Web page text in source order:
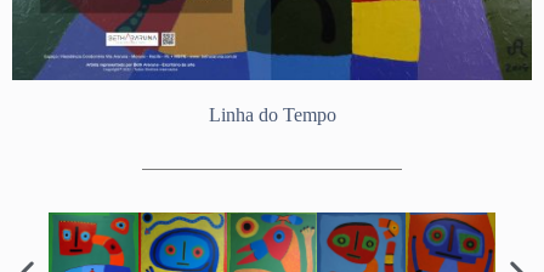
Linha do Tempo